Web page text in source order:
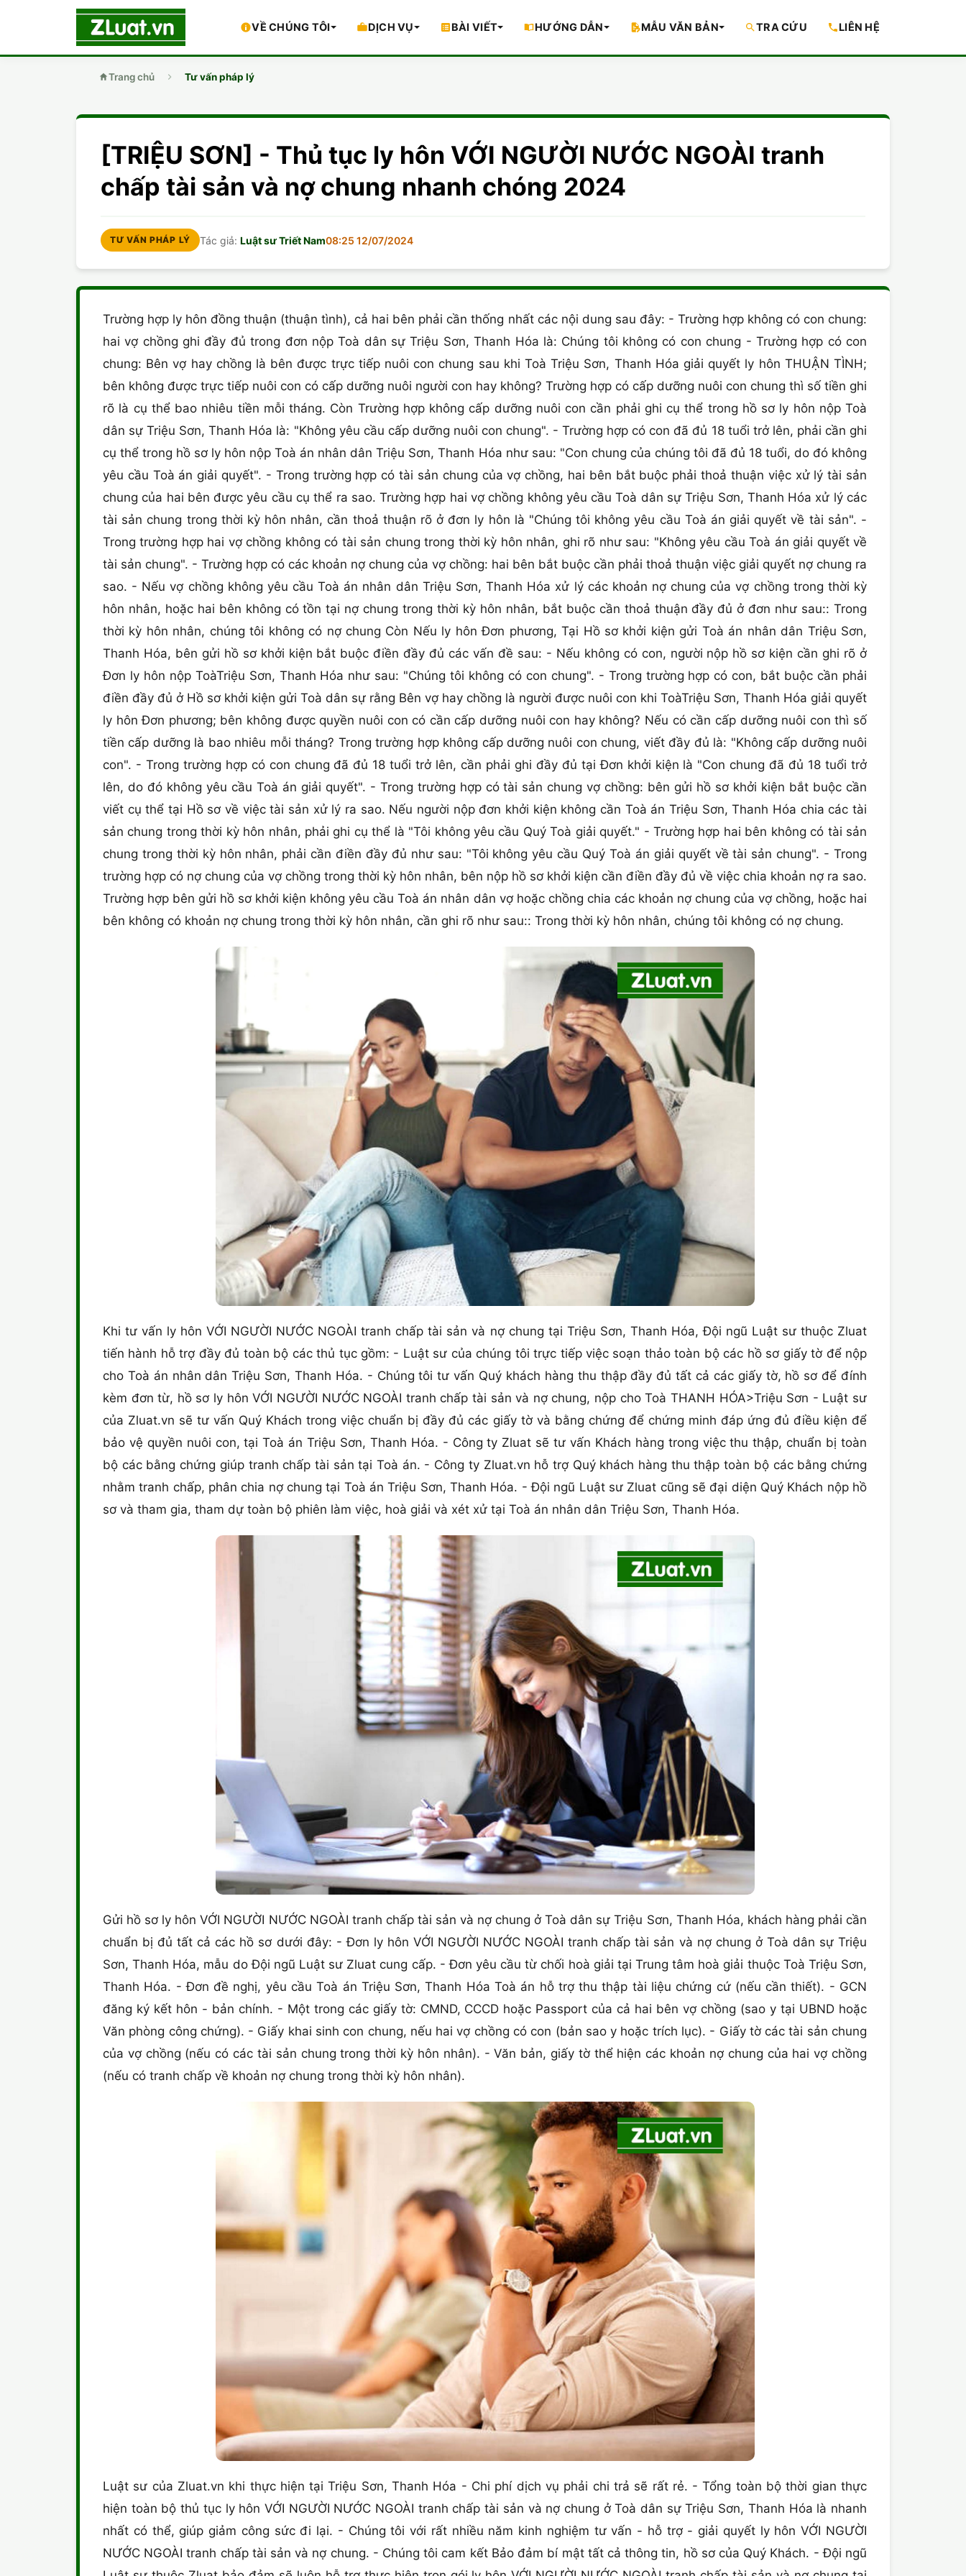
VỀ CHÚNG TÔI DỊCH VỤ BÀI VIẾT HƯỚNG DẪN MẪU VĂN BẢN TRA CỨU LIÊN HỆ
Trang chủ Tư vấn pháp lý
[TRIỆU SƠN] - Thủ tục ly hôn VỚI NGƯỜI NƯỚC NGOÀI tranh
chấp tài sản và nợ chung nhanh chóng 2024
TƯ VẤN PHÁP LÝ Tác giả:Luật sư Triết Nam08:25 12/07/2024
Trường hợp ly hôn đồng thuận (thuận tình), cả hai bên phải cần thống nhất các nội dung sau đây: - Trường hợp không có con chung:
hai vợ chồng ghi đầy đủ trong đơn nộp Toà dân sự Triệu Sơn, Thanh Hóa là: Chúng tôi không có con chung - Trường hợp có con
chung: Bên vợ hay chồng là bên được trực tiếp nuôi con chung sau khi Toà Triệu Sơn, Thanh Hóa giải quyết ly hôn THUẬN TÌNH;
bên không được trực tiếp nuôi con có cấp dưỡng nuôi người con hay không? Trường hợp có cấp dưỡng nuôi con chung thì số tiền ghi
rõ là cụ thể bao nhiêu tiền mỗi tháng. Còn Trường hợp không cấp dưỡng nuôi con cần phải ghi cụ thể trong hồ sơ ly hôn nộp Toà
dân sự Triệu Sơn, Thanh Hóa là: "Không yêu cầu cấp dưỡng nuôi con chung". - Trường hợp có con đã đủ 18 tuổi trở lên, phải cần ghi
cụ thể trong hồ sơ ly hôn nộp Toà án nhân dân Triệu Sơn, Thanh Hóa như sau: "Con chung của chúng tôi đã đủ 18 tuổi, do đó không
yêu cầu Toà án giải quyết". - Trong trường hợp có tài sản chung của vợ chồng, hai bên bắt buộc phải thoả thuận việc xử lý tài sản
chung của hai bên được yêu cầu cụ thể ra sao. Trường hợp hai vợ chồng không yêu cầu Toà dân sự Triệu Sơn, Thanh Hóa xử lý các
tài sản chung trong thời kỳ hôn nhân, cần thoả thuận rõ ở đơn ly hôn là "Chúng tôi không yêu cầu Toà án giải quyết về tài sản". -
Trong trường hợp hai vợ chồng không có tài sản chung trong thời kỳ hôn nhân, ghi rõ như sau: "Không yêu cầu Toà án giải quyết về
tài sản chung". - Trường hợp có các khoản nợ chung của vợ chồng: hai bên bắt buộc cần phải thoả thuận việc giải quyết nợ chung ra
sao. - Nếu vợ chồng không yêu cầu Toà án nhân dân Triệu Sơn, Thanh Hóa xử lý các khoản nợ chung của vợ chồng trong thời kỳ
hôn nhân, hoặc hai bên không có tồn tại nợ chung trong thời kỳ hôn nhân, bắt buộc cần thoả thuận đầy đủ ở đơn như sau:: Trong
thời kỳ hôn nhân, chúng tôi không có nợ chung Còn Nếu ly hôn Đơn phương, Tại Hồ sơ khởi kiện gửi Toà án nhân dân Triệu Sơn,
Thanh Hóa, bên gửi hồ sơ khởi kiện bắt buộc điền đầy đủ các vấn đề sau: - Nếu không có con, người nộp hồ sơ kiện cần ghi rõ ở
Đơn ly hôn nộp ToàTriệu Sơn, Thanh Hóa như sau: "Chúng tôi không có con chung". - Trong trường hợp có con, bắt buộc cần phải
điền đầy đủ ở Hồ sơ khởi kiện gửi Toà dân sự rằng Bên vợ hay chồng là người được nuôi con khi ToàTriệu Sơn, Thanh Hóa giải quyết
ly hôn Đơn phương; bên không được quyền nuôi con có cần cấp dưỡng nuôi con hay không? Nếu có cần cấp dưỡng nuôi con thì số
tiền cấp dưỡng là bao nhiêu mỗi tháng? Trong trường hợp không cấp dưỡng nuôi con chung, viết đầy đủ là: "Không cấp dưỡng nuôi
con". - Trong trường hợp có con chung đã đủ 18 tuổi trở lên, cần phải ghi đầy đủ tại Đơn khởi kiện là "Con chung đã đủ 18 tuổi trở
lên, do đó không yêu cầu Toà án giải quyết". - Trong trường hợp có tài sản chung vợ chồng: bên gửi hồ sơ khởi kiện bắt buộc cần
viết cụ thể tại Hồ sơ về việc tài sản xử lý ra sao. Nếu người nộp đơn khởi kiện không cần Toà án Triệu Sơn, Thanh Hóa chia các tài
sản chung trong thời kỳ hôn nhân, phải ghi cụ thể là "Tôi không yêu cầu Quý Toà giải quyết." - Trường hợp hai bên không có tài sản
chung trong thời kỳ hôn nhân, phải cần điền đầy đủ như sau: "Tôi không yêu cầu Quý Toà án giải quyết về tài sản chung". - Trong
trường hợp có nợ chung của vợ chồng trong thời kỳ hôn nhân, bên nộp hồ sơ khởi kiện cần điền đầy đủ về việc chia khoản nợ ra sao.
Trường hợp bên gửi hồ sơ khởi kiện không yêu cầu Toà án nhân dân vợ hoặc chồng chia các khoản nợ chung của vợ chồng, hoặc hai
bên không có khoản nợ chung trong thời kỳ hôn nhân, cần ghi rõ như sau:: Trong thời kỳ hôn nhân, chúng tôi không có nợ chung.
Khi tư vấn ly hôn VỚI NGƯỜI NƯỚC NGOÀI tranh chấp tài sản và nợ chung tại Triệu Sơn, Thanh Hóa, Đội ngũ Luật sư thuộc Zluat
tiến hành hỗ trợ đầy đủ toàn bộ các thủ tục gồm: - Luật sư của chúng tôi trực tiếp việc soạn thảo toàn bộ các hồ sơ giấy tờ để nộp
cho Toà án nhân dân Triệu Sơn, Thanh Hóa. - Chúng tôi tư vấn Quý khách hàng thu thập đầy đủ tất cả các giấy tờ, hồ sơ để đính
kèm đơn từ, hồ sơ ly hôn VỚI NGƯỜI NƯỚC NGOÀI tranh chấp tài sản và nợ chung, nộp cho Toà THANH HÓA>Triệu Sơn - Luật sư
của Zluat.vn sẽ tư vấn Quý Khách trong việc chuẩn bị đầy đủ các giấy tờ và bằng chứng để chứng minh đáp ứng đủ điều kiện để
bảo vệ quyền nuôi con, tại Toà án Triệu Sơn, Thanh Hóa. - Công ty Zluat sẽ tư vấn Khách hàng trong việc thu thập, chuẩn bị toàn
bộ các bằng chứng giúp tranh chấp tài sản tại Toà án. - Công ty Zluat.vn hỗ trợ Quý khách hàng thu thập toàn bộ các bằng chứng
nhằm tranh chấp, phân chia nợ chung tại Toà án Triệu Sơn, Thanh Hóa. - Đội ngũ Luật sư Zluat cũng sẽ đại diện Quý Khách nộp hồ
sơ và tham gia, tham dự toàn bộ phiên làm việc, hoà giải và xét xử tại Toà án nhân dân Triệu Sơn, Thanh Hóa.
Gửi hồ sơ ly hôn VỚI NGƯỜI NƯỚC NGOÀI tranh chấp tài sản và nợ chung ở Toà dân sự Triệu Sơn, Thanh Hóa, khách hàng phải cần
chuẩn bị đủ tất cả các hồ sơ dưới đây: - Đơn ly hôn VỚI NGƯỜI NƯỚC NGOÀI tranh chấp tài sản và nợ chung ở Toà dân sự Triệu
Sơn, Thanh Hóa, mẫu do Đội ngũ Luật sư Zluat cung cấp. - Đơn yêu cầu từ chối hoà giải tại Trung tâm hoà giải thuộc Toà Triệu Sơn,
Thanh Hóa. - Đơn đề nghị, yêu cầu Toà án Triệu Sơn, Thanh Hóa Toà án hỗ trợ thu thập tài liệu chứng cứ (nếu cần thiết). - GCN
đăng ký kết hôn - bản chính. - Một trong các giấy tờ: CMND, CCCD hoặc Passport của cả hai bên vợ chồng (sao y tại UBND hoặc
Văn phòng công chứng). - Giấy khai sinh con chung, nếu hai vợ chồng có con (bản sao y hoặc trích lục). - Giấy tờ các tài sản chung
của vợ chồng (nếu có các tài sản chung trong thời kỳ hôn nhân). - Văn bản, giấy tờ thể hiện các khoản nợ chung của hai vợ chồng
(nếu có tranh chấp về khoản nợ chung trong thời kỳ hôn nhân).
Luật sư của Zluat.vn khi thực hiện tại Triệu Sơn, Thanh Hóa - Chi phí dịch vụ phải chi trả sẽ rất rẻ. - Tổng toàn bộ thời gian thực
hiện toàn bộ thủ tục ly hôn VỚI NGƯỜI NƯỚC NGOÀI tranh chấp tài sản và nợ chung ở Toà dân sự Triệu Sơn, Thanh Hóa là nhanh
nhất có thể, giúp giảm công sức đi lại. - Chúng tôi với rất nhiều năm kinh nghiệm tư vấn - hỗ trợ - giải quyết ly hôn VỚI NGƯỜI
NƯỚC NGOÀI tranh chấp tài sản và nợ chung. - Chúng tôi cam kết Bảo đảm bí mật tất cả thông tin, hồ sơ của Quý Khách. - Đội ngũ